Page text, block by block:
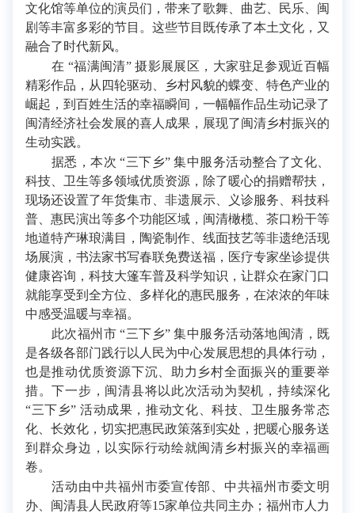
文化馆等单位的演员们，带来了歌舞、曲艺、民乐、闽
剧等丰富多彩的节目。这些节目既传承了本土文化，又
融合了时代新风。
在 “福满闽清” 摄影展展区，大家驻足参观近百幅
精彩作品，从四轮驱动、乡村风貌的蝶变、特色产业的
崛起，到百姓生活的幸福瞬间，一幅幅作品生动记录了
闽清经济社会发展的喜人成果，展现了闽清乡村振兴的
生动实践。
据悉，本次 “三下乡” 集中服务活动整合了文化、
科技、卫生等多领域优质资源，除了暖心的捐赠帮扶，
现场还设置了年货集市、非遗展示、义诊服务、科技科
普、惠民演出等多个功能区域，闽清橄榄、茶口粉干等
地道特产琳琅满目，陶瓷制作、线面技艺等非遗绝活现
场展演，书法家书写春联免费送福，医疗专家坐诊提供
健康咨询，科技大篷车普及科学知识，让群众在家门口
就能享受到全方位、多样化的惠民服务，在浓浓的年味
中感受温暖与幸福。
此次福州市 “三下乡” 集中服务活动落地闽清，既
是各级各部门践行以人民为中心发展思想的具体行动，
也是推动优质资源下沉、助力乡村全面振兴的重要举
措。下一步，闽清县将以此次活动为契机，持续深化
“三下乡” 活动成果，推动文化、科技、卫生服务常态
化、长效化，切实把惠民政策落到实处，把暖心服务送
到群众身边，以实际行动绘就闽清乡村振兴的幸福画
卷。
活动由中共福州市委宣传部、中共福州市委文明
办、闽清县人民政府等15家单位共同主办；福州市人力